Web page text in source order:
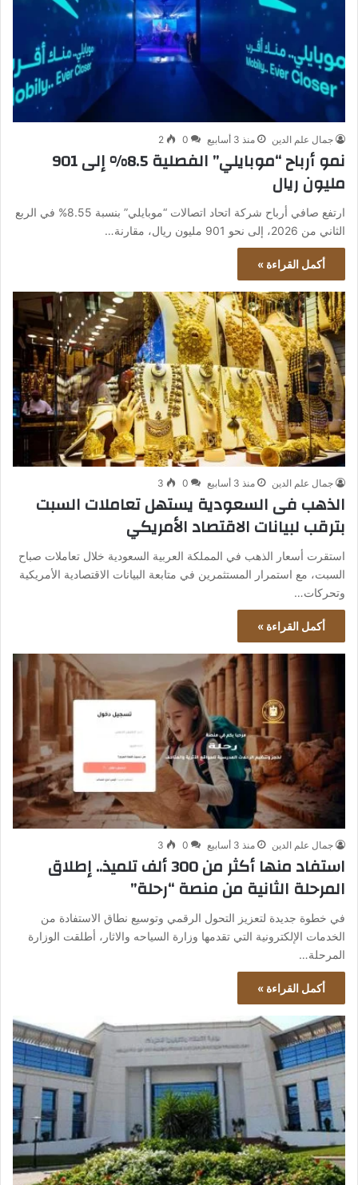
جمال علم الدين منذ 3 أسابيع 0
2
نمو أرباح “موبايلي” الفصلية 8.5% إلى 901
مليون ريال
ارتفع صافي أرباح شركة اتحاد اتصالات “موبايلي” بنسبة 8.55% في الربع
الثاني من 2026، إلى نحو 901 مليون ريال، مقارنة…
أكمل القراءة »
جمال علم الدين منذ 3 أسابيع 0
3
الذهب فى السعودية يستهل تعاملات السبت
بترقب لبيانات الاقتصاد الأمريكي
استقرت أسعار الذهب في المملكة العربية السعودية خلال تعاملات صباح
السبت، مع استمرار المستثمرين في متابعة البيانات الاقتصادية الأمريكية
وتحركات…
أكمل القراءة »
جمال علم الدين منذ 3 أسابيع 0
3
استفاد منها أكثر من 300 ألف تلميذ.. إطلاق
المرحلة الثانية من منصة “رحلة”
في خطوة جديدة لتعزيز التحول الرقمي وتوسيع نطاق الاستفادة من
الخدمات الإلكترونية التي تقدمها وزارة السياحه والاثار، أطلقت الوزارة
المرحلة…
أكمل القراءة »